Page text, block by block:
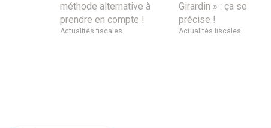
méthode alternative à
prendre en compte !
Actualités fiscales
Girardin » : ça se
précise !
Actualités fiscales